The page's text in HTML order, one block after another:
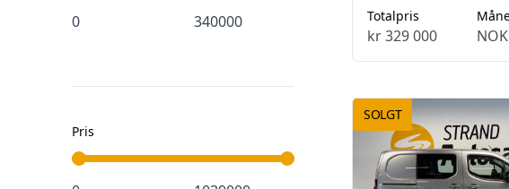
Pris
Totalpris
kr 329 000
SOLGT